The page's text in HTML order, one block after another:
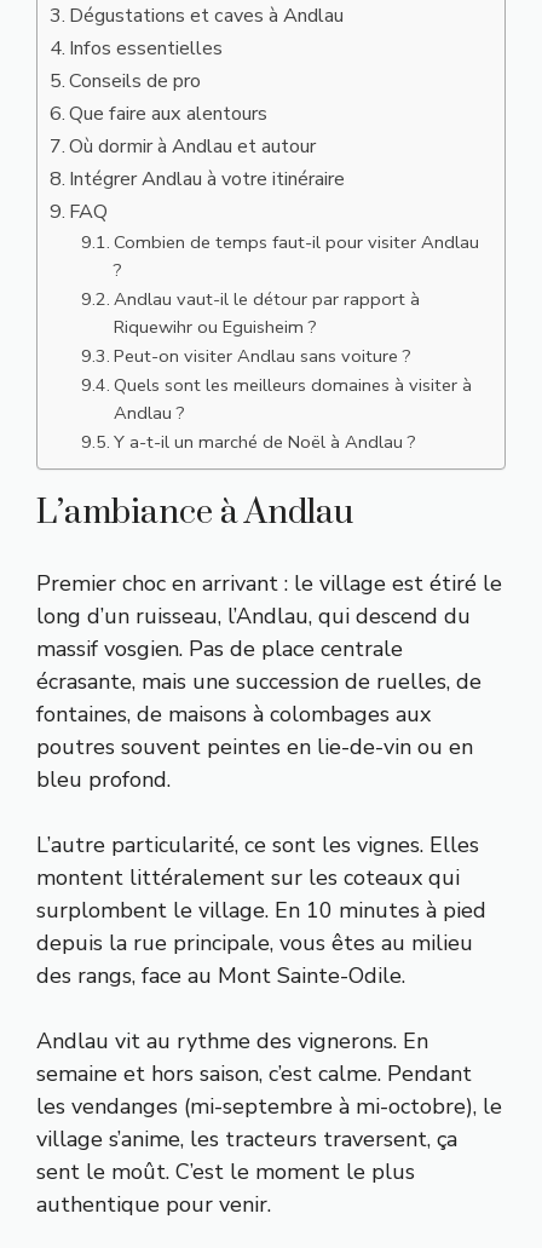
Dégustations et caves à Andlau
Infos essentielles
Conseils de pro
Que faire aux alentours
Où dormir à Andlau et autour
Intégrer Andlau à votre itinéraire
FAQ
Combien de temps faut-il pour visiter Andlau
?
Andlau vaut-il le détour par rapport à
Riquewihr ou Eguisheim ?
Peut-on visiter Andlau sans voiture ?
Quels sont les meilleurs domaines à visiter à
Andlau ?
Y a-t-il un marché de Noël à Andlau ?
L’ambiance à Andlau
Premier choc en arrivant : le village est étiré le
long d’un ruisseau, l’Andlau, qui descend du
massif vosgien. Pas de place centrale
écrasante, mais une succession de ruelles, de
fontaines, de maisons à colombages aux
poutres souvent peintes en lie-de-vin ou en
bleu profond.
L’autre particularité, ce sont les vignes. Elles
montent littéralement sur les coteaux qui
surplombent le village. En 10 minutes à pied
depuis la rue principale, vous êtes au milieu
des rangs, face au Mont Sainte-Odile.
Andlau vit au rythme des vignerons. En
semaine et hors saison, c’est calme. Pendant
les vendanges (mi-septembre à mi-octobre), le
village s’anime, les tracteurs traversent, ça
sent le moût. C’est le moment le plus
authentique pour venir.